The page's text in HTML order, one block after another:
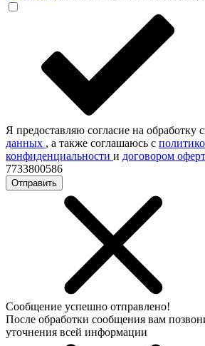
Я предоставляю согласие на обработку
данных , а также соглашаюсь с
конфиденциальности и договором
7733800586
Отправить
Сообщение успешно отправлено!
После обработки сообщения вам
уточнения всей информации